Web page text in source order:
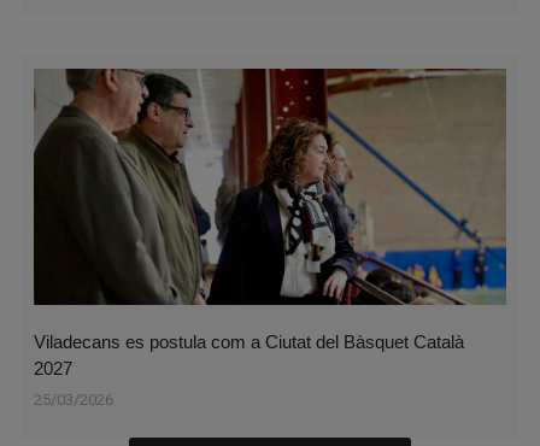
Viladecans es postula com a Ciutat del Bàsquet Català
2027
25/03/2026